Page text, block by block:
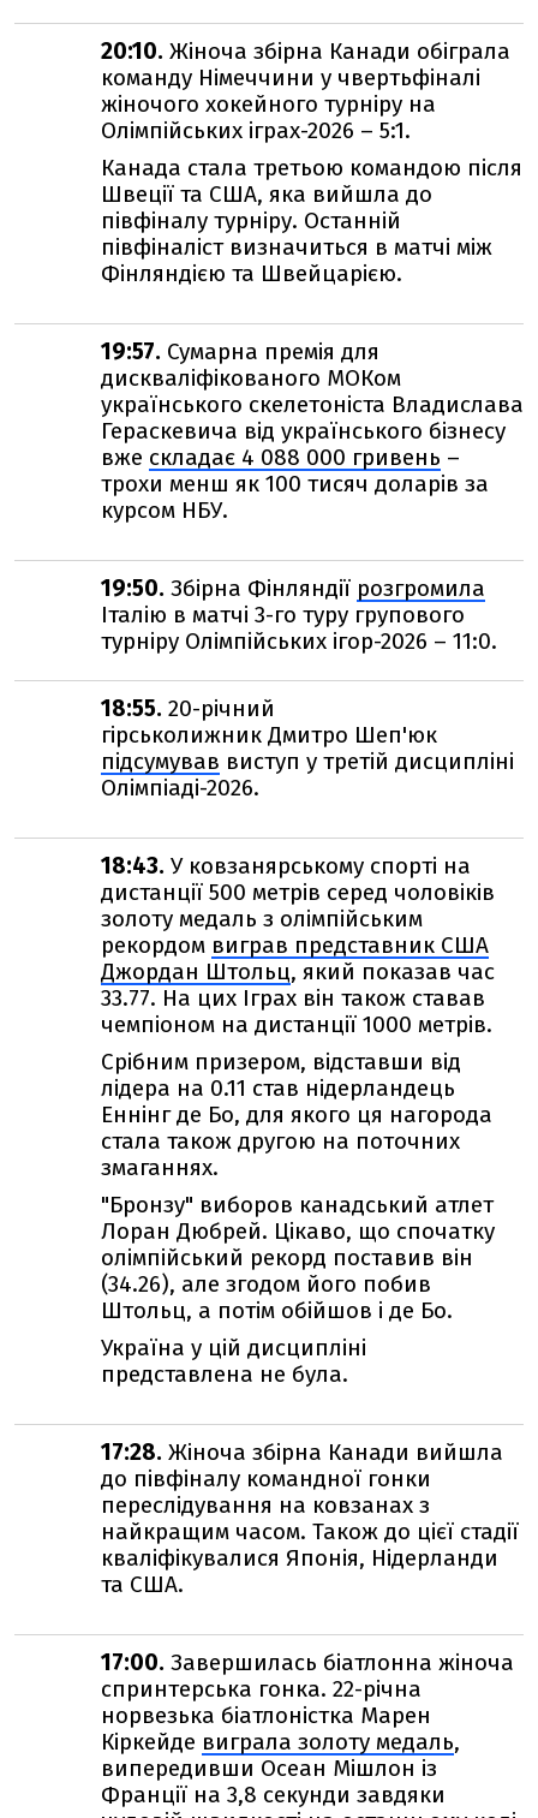
20:10. Жіноча збірна Канади обіграла
команду Німеччини у чвертьфіналі
жіночого хокейного турніру на
Олімпійських іграх-2026 – 5:1.
Канада стала третьою командою після
Швеції та США, яка вийшла до
півфіналу турніру. Останній
півфіналіст визначиться в матчі між
Фінляндією та Швейцарією.
19:57. Сумарна премія для
дискваліфікованого МОКом
українського скелетоніста Владислава
Гераскевича від українського бізнесу
вже складає 4 088 000 гривень –
трохи менш як 100 тисяч доларів за
курсом НБУ.
19:50. Збірна Фінляндії розгромила
Італію в матчі 3-го туру групового
турніру Олімпійських ігор-2026 – 11:0.
18:55. 20-річний
гірськолижник Дмитро Шеп'юк
підсумував виступ у третій дисципліні
Олімпіаді-2026.
18:43. У ковзанярському спорті на
дистанції 500 метрів серед чоловіків
золоту медаль з олімпійським
рекордом виграв представник США
Джордан Штольц, який показав час
33.77. На цих Іграх він також ставав
чемпіоном на дистанції 1000 метрів.
Срібним призером, відставши від
лідера на 0.11 став нідерландець
Еннінг де Бо, для якого ця нагорода
стала також другою на поточних
змаганнях.
"Бронзу" виборов канадський атлет
Лоран Дюбрей. Цікаво, що спочатку
олімпійський рекорд поставив він
(34.26), але згодом його побив
Штольц, а потім обійшов і де Бо.
Україна у цій дисципліні
представлена не була.
17:28. Жіноча збірна Канади вийшла
до півфіналу командної гонки
переслідування на ковзанах з
найкращим часом. Також до цієї стадії
кваліфікувалися Японія, Нідерланди
та США.
17:00. Завершилась біатлонна жіноча
спринтерська гонка. 22-річна
норвезька біатлоністка Марен
Кіркейде виграла золоту медаль,
випередивши Осеан Мішлон із
Франції на 3,8 секунди завдяки